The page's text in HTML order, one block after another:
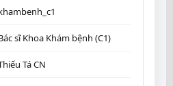
sĩ Khoa Khám bệnh (C1)
Tá CN